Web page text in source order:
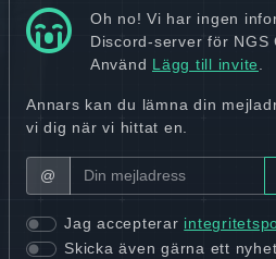
Oh no! Vi har ingen
Discord-server för
Använd Lägg till invite.
Annars kan du lämna din
vi dig när vi hittat en.
@
Jag accepterar
Skicka även gärna ett